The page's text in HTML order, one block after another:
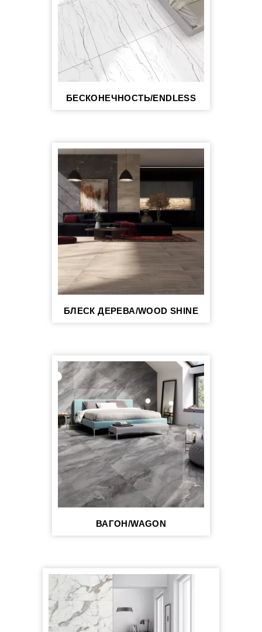
БЕСКОНЕЧНОСТЬ/ENDLESS
БЛЕСК ДЕРЕВА/WOOD SHINE
ВАГОН/WAGON